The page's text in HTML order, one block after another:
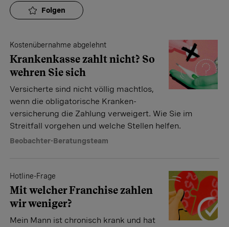
Folgen
Kostenübernahme abgelehnt
Kranken­kasse zahlt nicht? So
wehren Sie sich
Versicherte sind nicht völlig machtlos,
wenn die obligatorische Kranken­
versicherung die Zahlung verweigert. Wie Sie im
Streitfall vorgehen und welche Stellen helfen.
Beobachter-Beratungsteam
Hotline-Frage
Mit welcher Franchise zahlen
wir weniger?
Mein Mann ist chronisch krank und hat